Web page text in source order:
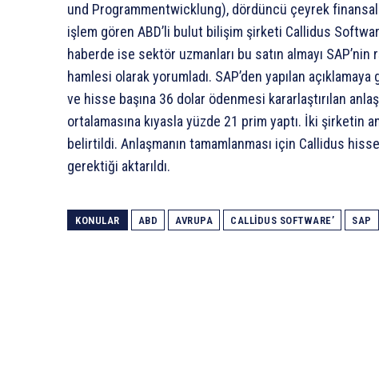
und Programmentwicklung), dördüncü çeyrek
işlem gören ABD’li bulut bilişim şirketi Callidus
haberde ise sektör uzmanları bu satın almayı
hamlesi olarak yorumladı. SAP’den yapılan
ve hisse başına 36 dolar ödenmesi kararlaştırılan
ortalamasına kıyasla yüzde 21 prim yaptı. İki şirketin
belirtildi. Anlaşmanın tamamlanması için Callidus
gerektiği aktarıldı.
KONULAR ABD AVRUPA CALLIDUS SOFTWARE’ SAP